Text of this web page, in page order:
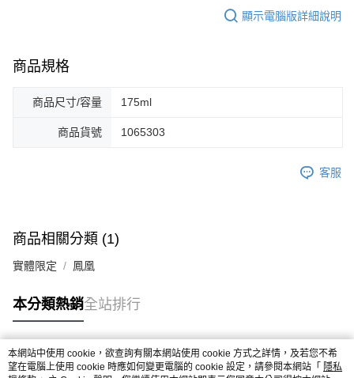
顯示電腦版詳細說明
商品規格
商品尺寸/容量 175ml
商品貨號 1065303
客服
商品相關分類 (1)
實體限定 鳳凰
本分類熱銷全站排行
熱門標籤
本網站中使用 cookie，欲查詢有關本網站使用 cookie 方式之詳情，及若您不希
望在電腦上使用 cookie 時應如何變更電腦的 cookie 設定，請參閱本網站「 隱私